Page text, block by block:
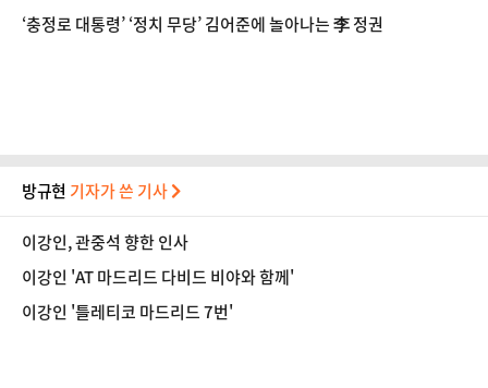
‘충정로 대통령’ ‘정치 무당’ 김어준에 놀아나는 李 정권
방규현 기자가 쓴 기사
이강인, 관중석 향한 인사
이강인 'AT 마드리드 다비드 비야와 함께'
이강인 '틀레티코 마드리드 7번'